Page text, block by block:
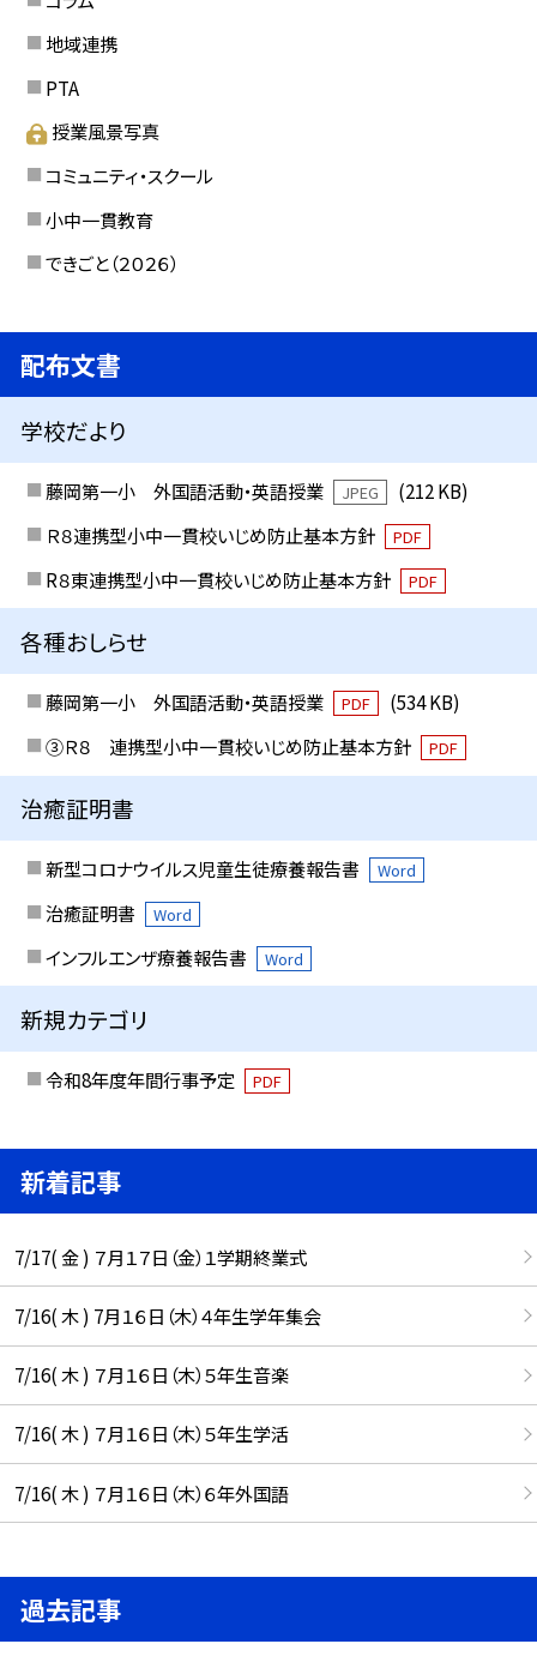
地域連携
PTA
授業風景写真
コミュニティ・スクール
小中一貫教育
できごと（２０２６）
配布文書
学校だより
藤岡第一小 外国語活動・英語授業 JPEG
(212 KB)
Ｒ８連携型小中一貫校いじめ防止基本方針
PDF
R８東連携型小中一貫校いじめ防止基本方針 PDF
各種おしらせ
藤岡第一小 外国語活動・英語授業 PDF
(534 KB)
③Ｒ８ 連携型小中一貫校いじめ防止基本方針
PDF
治癒証明書
新型コロナウイルス児童生徒療養報告書 Word
治癒証明書 Word
インフルエンザ療養報告書 Word
新規カテゴリ
令和8年度年間行事予定 PDF
新着記事
7/17( 金 ) ７月１７日（金）１学期終業式
7/16( 木 ) 7月１６日（木）４年生学年集会
7/16( 木 ) ７月１６日（木）５年生音楽
7/16( 木 ) ７月１６日（木）５年生学活
7/16( 木 ) ７月１６日（木）６年外国語
過去記事